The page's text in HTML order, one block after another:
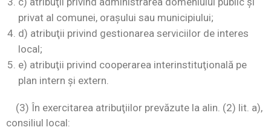
privat al comunei, oraşului sau municipiului;
d) atribuţii privind gestionarea serviciilor de interes
local;
e) atribuţii privind cooperarea interinstituţională pe
plan intern şi extern.
(3) În exercitarea atribuţiilor prevăzute la alin. (2) lit. a),
consiliul local: